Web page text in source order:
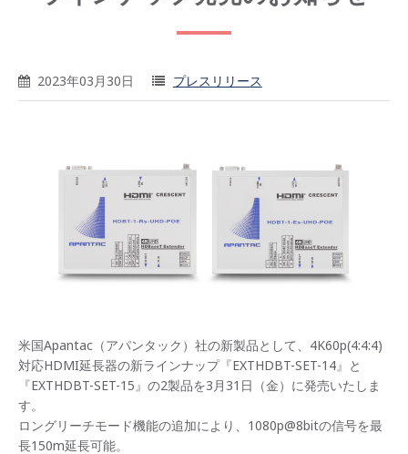
2023年03月30日 プレスリリース
米国Apantac（アパンタック）社の新製品として、4K60p(4:4:4)
対応HDMI延長器の新ラインナップ『EXTHDBT-SET-14』と
『EXTHDBT-SET-15』の2製品を3月31日（金）に発売いたしま
す。
ロングリーチモード機能の追加により、1080p@8bitの信号を最
長150m延長可能。